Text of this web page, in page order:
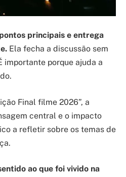
principais e entrega
Ela fecha a discussão sem
importante porque ajuda a
Final filme 2026”, a
central e o impacto
a refletir sobre os temas de
ao que foi vivido na